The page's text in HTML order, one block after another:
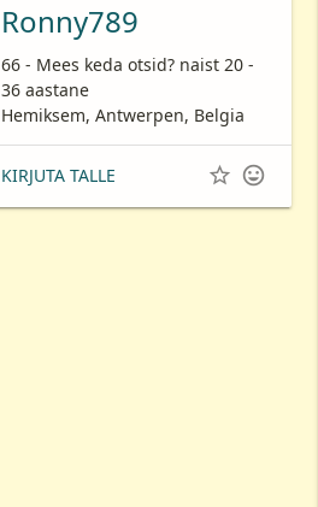
Ronny789
66 - Mees keda otsid? naist 20 -
36 aastane
Hemiksem, Antwerpen, Belgia
KIRJUTA TALLE  